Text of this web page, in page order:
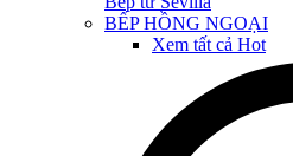
BẾP HỒNG NGOẠI
Xem tất cả Hot